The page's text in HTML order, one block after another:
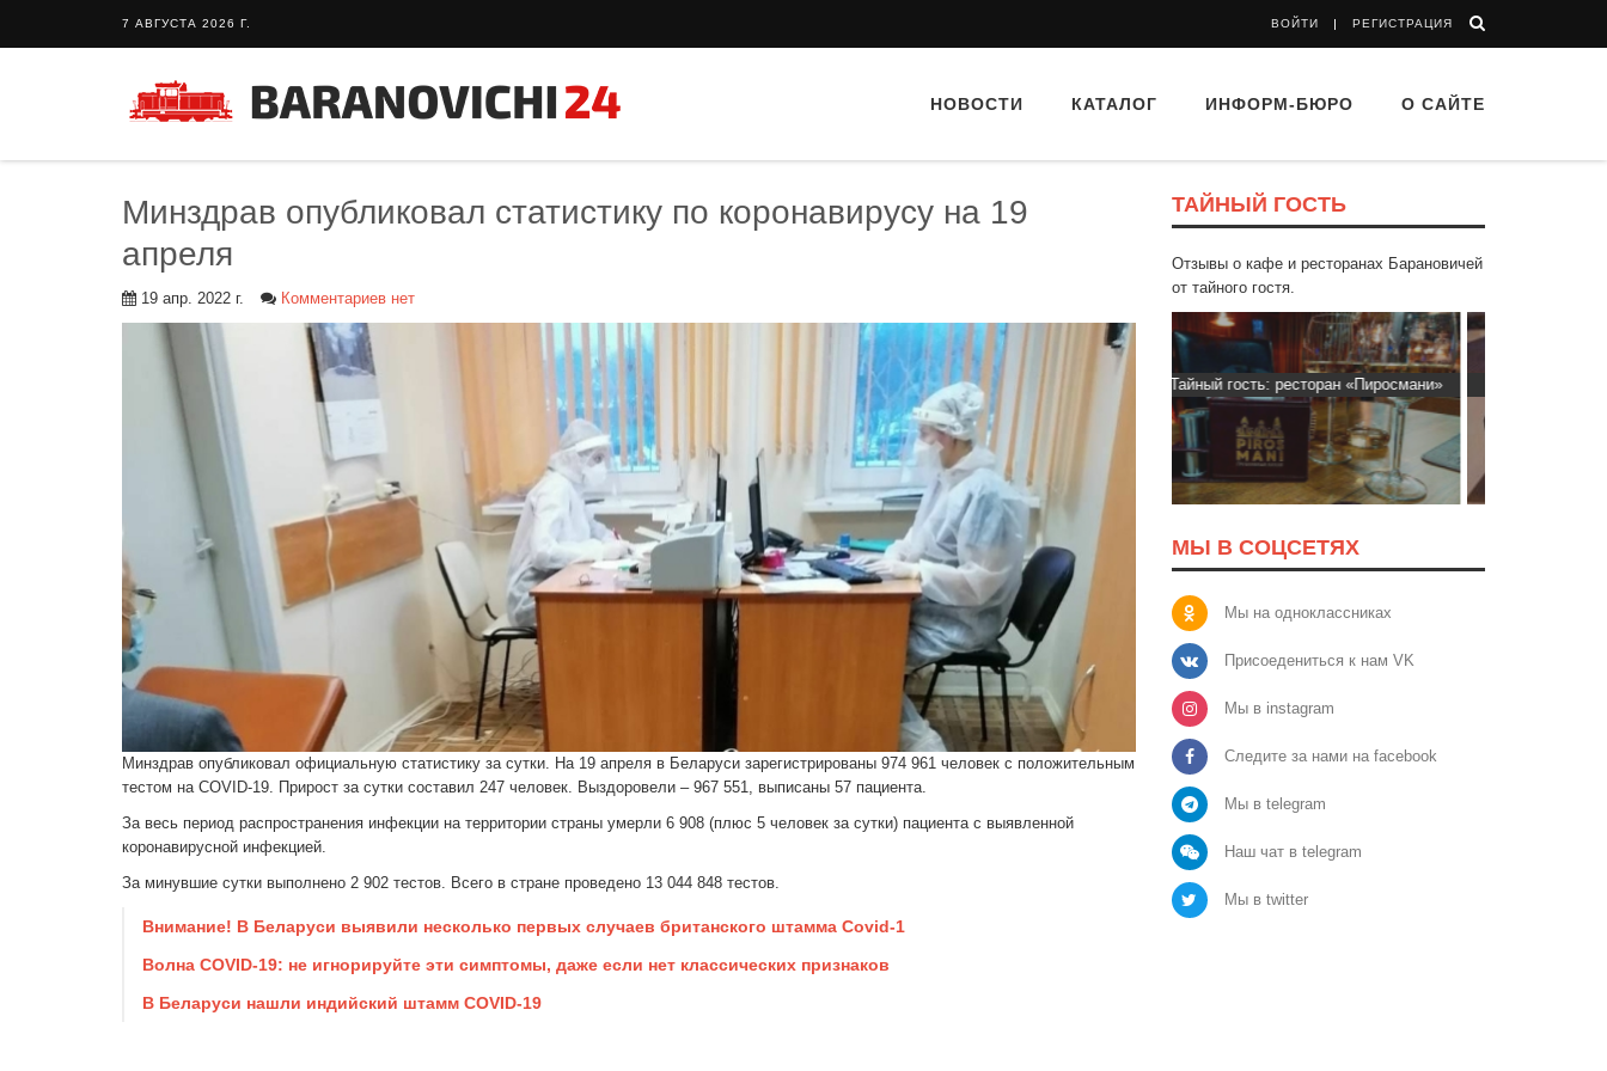
7 АВГУСТА 2026 Г. ВОЙТИ РЕГИСТРАЦИЯ
НОВОСТИ КАТАЛОГ ИНФОРМ-БЮРО О САЙТЕ
Минздрав опубликовал статистику по коронавирусу на 19
апреля
19 апр. 2022 г. Комментариев нет
Минздрав опубликовал официальную статистику за сутки. На 19 апреля в Беларуси зарегистрированы 974 961 человек с положительным
тестом на COVID-19. Прирост за сутки составил 247 человек. Выздоровели – 967 551, выписаны 57 пациента.
За весь период распространения инфекции на территории страны умерли 6 908 (плюс 5 человек за сутки) пациента с выявленной
коронавирусной инфекцией.
За минувшие сутки выполнено 2 902 тестов. Всего в стране проведено 13 044 848 тестов.
Внимание! В Беларуси выявили несколько первых случаев британского штамма Covid-1
Волна COVID-19: не игнорируйте эти симптомы, даже если нет классических признаков
В Беларуси нашли индийский штамм COVID-19
ТАЙНЫЙ ГОСТЬ
Отзывы о кафе и ресторанах Барановичей
от тайного гостя.
Тайный гость: доставка Капибара Тайный гость: ресторан «Пиросмани» Тайный гость: Кафе "Grand Buffet"
МЫ В СОЦСЕТЯХ
Мы на одноклассниках
Присоедениться к нам VK
Мы в instagram
Следите за нами на facebook
Мы в telegram
Наш чат в telegram
Мы в twitter